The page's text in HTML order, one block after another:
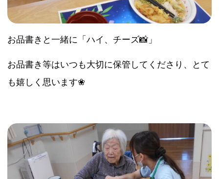
お品書きと一緒に「ハイ、チーズ📸」
お品書き等はいつも大切に保管してくださり、とて
も嬉しく思います❀